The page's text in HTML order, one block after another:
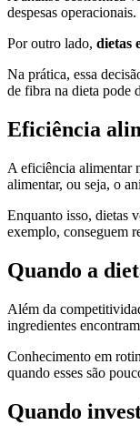
despesas operacionais.
Por outro lado, dietas
Na prática, essa
de fibra na dieta pode
Eficiência
A eficiência alimentar
alimentar, ou seja, o
Enquanto isso, dietas
exemplo, conseguem
Quando a
Além da
ingredientes
Conhecimento em
quando esses são
Quando